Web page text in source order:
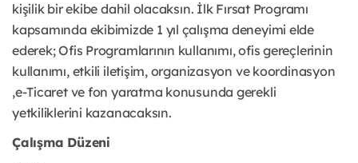
kişilik bir ekibe dahil olacaksın. İlk Fırsat Programı
kapsamında ekibimizde 1 yıl çalışma deneyimi elde
ederek; Ofis Programlarının kullanımı, ofis gereçlerinin
kullanımı, etkili iletişim, organizasyon ve koordinasyon
,e-Ticaret ve fon yaratma konusunda gerekli
yetkiliklerini kazanacaksın.
Çalışma Düzeni